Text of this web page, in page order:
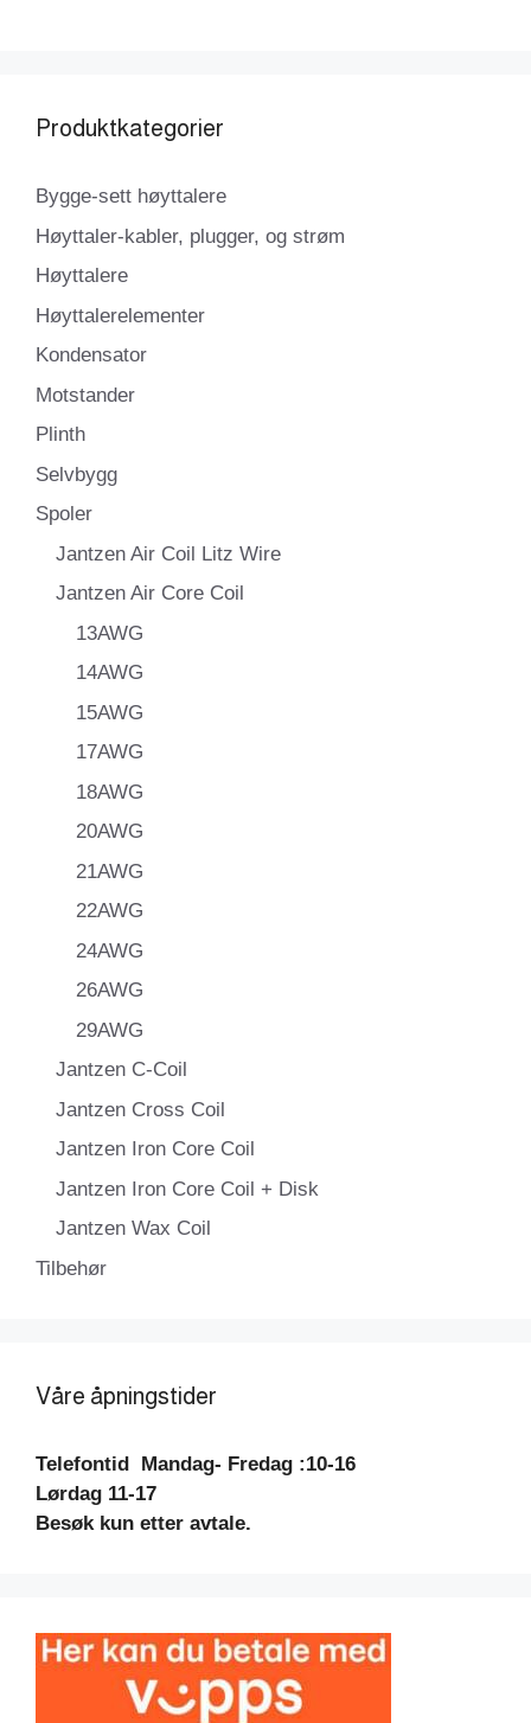
Produktkategorier
Bygge-sett høyttalere
Høyttaler-kabler, plugger, og strøm
Høyttalere
Høyttalerelementer
Kondensator
Motstander
Plinth
Selvbygg
Spoler
Jantzen Air Coil Litz Wire
Jantzen Air Core Coil
13AWG
14AWG
15AWG
17AWG
18AWG
20AWG
21AWG
22AWG
24AWG
26AWG
29AWG
Jantzen C-Coil
Jantzen Cross Coil
Jantzen Iron Core Coil
Jantzen Iron Core Coil + Disk
Jantzen Wax Coil
Tilbehør
Våre åpningstider
Telefontid Mandag- Fredag :10-16
Lørdag 11-17
Besøk kun etter avtale.